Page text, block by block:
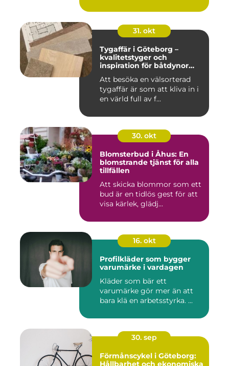
31. okt
Tygaffär i Göteborg –
kvalitetstyger och
inspiration för båtdynor
Att besöka en välsorterad
tygaffär är som att kliva in i
en värld full av f...
30. okt
Blomsterbud i Åhus: En
blomstrande tjänst för alla
tillfällen
Att skicka blommor som ett
bud är en tidlös gest för att
visa kärlek, glädj...
16. okt
Profilkläder som bygger
varumärke i vardagen
Kläder som bär ett
varumärke gör mer än att
bara klä en arbetsstyrka. ...
30. sep
Förmånscykel i Göteborg:
Hållbarhet och ekonomiska